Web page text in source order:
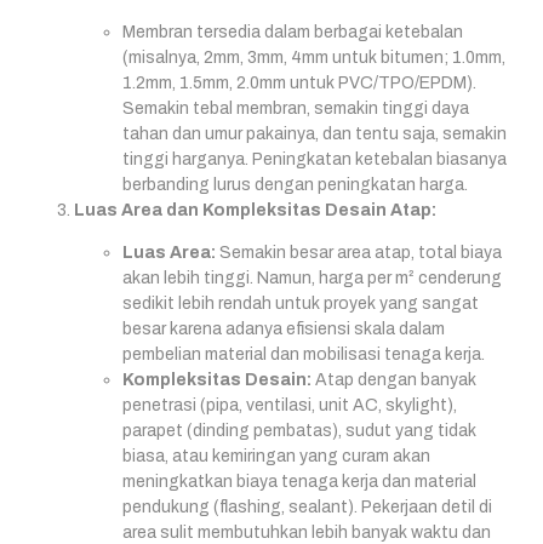
Membran tersedia dalam berbagai ketebalan
(misalnya, 2mm, 3mm, 4mm untuk bitumen; 1.0mm,
1.2mm, 1.5mm, 2.0mm untuk PVC/TPO/EPDM).
Semakin tebal membran, semakin tinggi daya
tahan dan umur pakainya, dan tentu saja, semakin
tinggi harganya. Peningkatan ketebalan biasanya
berbanding lurus dengan peningkatan harga.
Luas Area dan Kompleksitas Desain Atap:
Luas Area: Semakin besar area atap, total biaya
akan lebih tinggi. Namun, harga per m² cenderung
sedikit lebih rendah untuk proyek yang sangat
besar karena adanya efisiensi skala dalam
pembelian material dan mobilisasi tenaga kerja.
Kompleksitas Desain: Atap dengan banyak
penetrasi (pipa, ventilasi, unit AC, skylight),
parapet (dinding pembatas), sudut yang tidak
biasa, atau kemiringan yang curam akan
meningkatkan biaya tenaga kerja dan material
pendukung (flashing, sealant). Pekerjaan detil di
area sulit membutuhkan lebih banyak waktu dan